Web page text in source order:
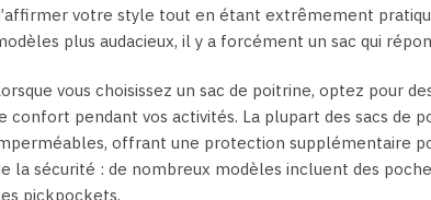
votre style tout en étant extrêmement
plus audacieux, il y a forcément un sac qui
vous choisissez un sac de poitrine, optez pour
confort pendant vos activités. La plupart des sacs de
offrant une protection supplémentaire
la sécurité : de nombreux modèles incluent des
pickpockets.